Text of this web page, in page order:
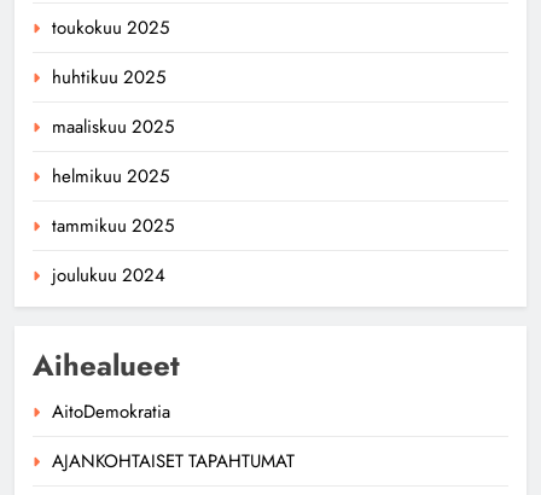
toukokuu 2025
huhtikuu 2025
maaliskuu 2025
helmikuu 2025
tammikuu 2025
joulukuu 2024
Aihealueet
AitoDemokratia
AJANKOHTAISET TAPAHTUMAT